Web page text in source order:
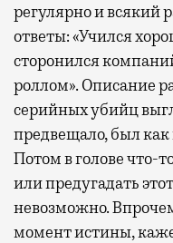
регулярно и всякий
ответы: «Учился
сторонился
роллом». Описание
серийных убийц
предвещало, был как
Потом в голове что-
или предугадать
невозможно.
момент истины,